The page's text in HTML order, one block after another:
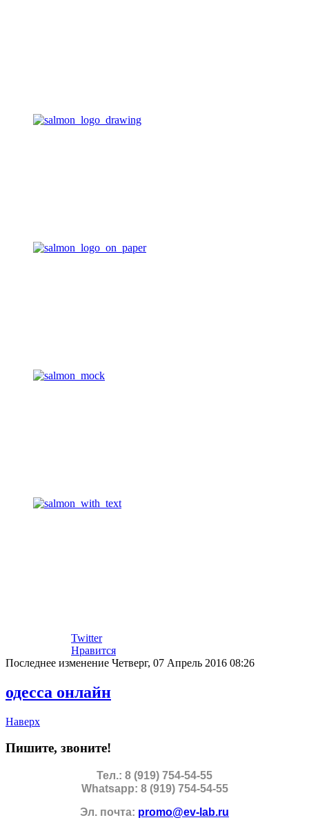
Twitter
Нравится
Последнее изменение Четверг, 07 Апрель 2016 08:26
одесса онлайн
Наверх
Пишите, звоните!
Тел.: 8 (919) 754-54-55
Whatsapp: 8 (919) 754-54-55
Эл. почта: promo@ev-lab.ru